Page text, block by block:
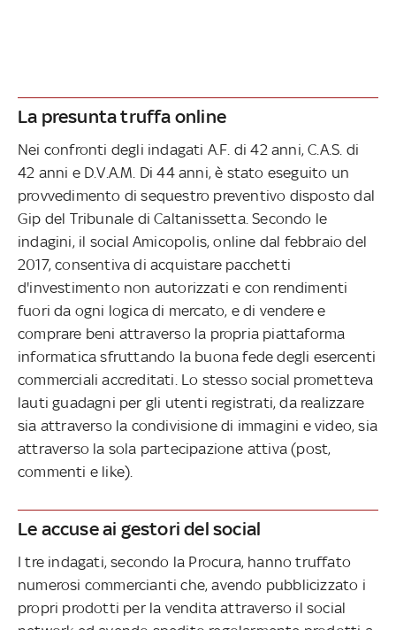
La presunta truffa online
Nei confronti degli indagati A.F. di 42 anni, C.A.S. di
42 anni e D.V.A.M. Di 44 anni, è stato eseguito un
provvedimento di sequestro preventivo disposto dal
Gip del Tribunale di Caltanissetta. Secondo le
indagini, il social Amicopolis, online dal febbraio del
2017, consentiva di acquistare pacchetti
d'investimento non autorizzati e con rendimenti
fuori da ogni logica di mercato, e di vendere e
comprare beni attraverso la propria piattaforma
informatica sfruttando la buona fede degli esercenti
commerciali accreditati. Lo stesso social prometteva
lauti guadagni per gli utenti registrati, da realizzare
sia attraverso la condivisione di immagini e video, sia
attraverso la sola partecipazione attiva (post,
commenti e like).
Le accuse ai gestori del social
I tre indagati, secondo la Procura, hanno truffato
numerosi commercianti che, avendo pubblicizzato i
propri prodotti per la vendita attraverso il social